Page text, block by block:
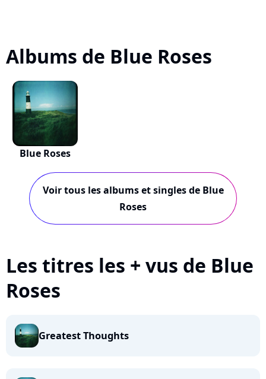
Albums de Blue Roses
Blue Roses
Voir tous les albums et singles de Blue
Roses
Les titres les + vus de Blue
Roses
Greatest Thoughts